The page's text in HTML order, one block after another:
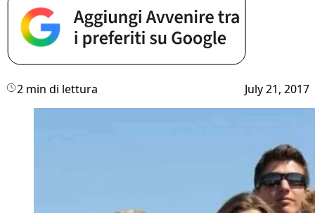
2 min di lettura July 21, 2017